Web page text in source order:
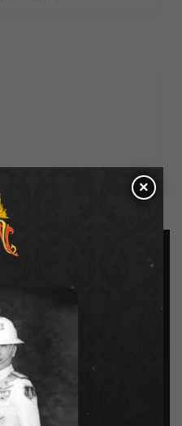
VARIETY
×